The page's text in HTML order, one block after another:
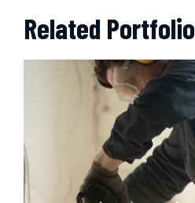
Related Portfolio